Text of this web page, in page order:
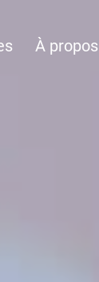
À propos